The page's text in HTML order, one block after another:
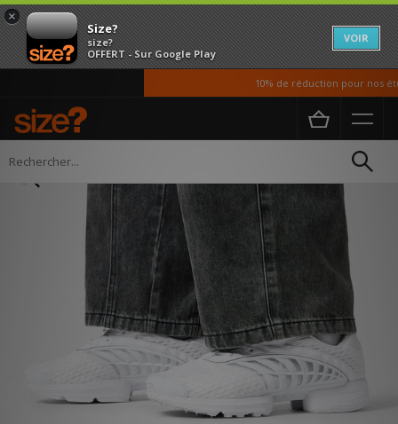
×
Size?
size?
OFFERT - Sur Google Play
VOIR
10% de réduction pour nos
Accueil Homme